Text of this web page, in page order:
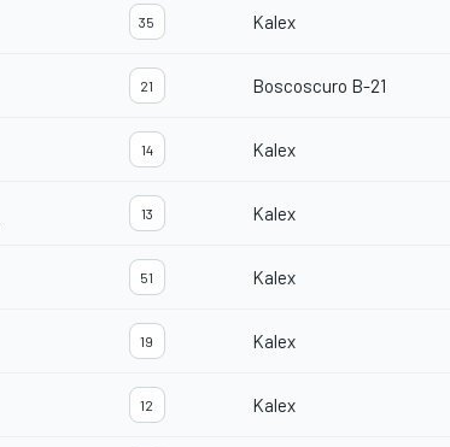
35 Kalex
21 Boscoscuro B-21
14 Kalex
13 Kalex
51 Kalex
19 Kalex
12 Kalex